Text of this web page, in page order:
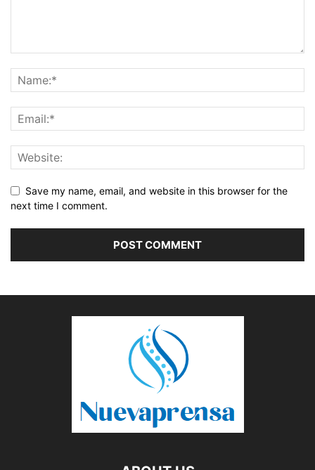
Save my name, email, and website in this browser for the
next time I comment.